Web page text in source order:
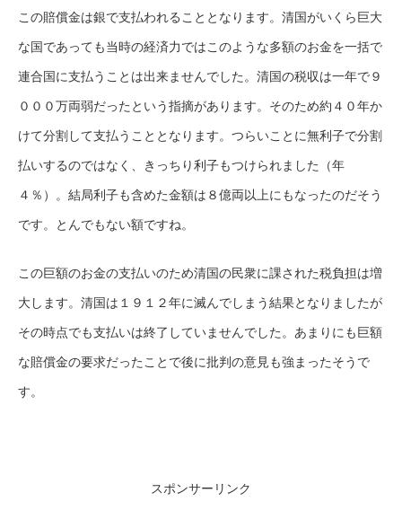
この賠償金は銀で支払われることとなります。清国がいくら巨大
な国であっても当時の経済力ではこのような多額のお金を一括で
連合国に支払うことは出来ませんでした。清国の税収は一年で９
０００万両弱だったという指摘があります。そのため約４０年か
けて分割して支払うこととなります。つらいことに無利子で分割
払いするのではなく、きっちり利子もつけられました（年
４％）。結局利子も含めた金額は８億両以上にもなったのだそう
です。とんでもない額ですね。
この巨額のお金の支払いのため清国の民衆に課された税負担は増
大します。清国は１９１２年に滅んでしまう結果となりましたが
その時点でも支払いは終了していませんでした。あまりにも巨額
な賠償金の要求だったことで後に批判の意見も強まったそうで
す。
スポンサーリンク